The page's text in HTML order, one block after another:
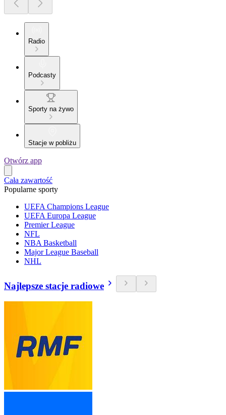
Radio
Podcasty
Sporty na żywo
Stacje w pobliżu
Otwórz app
Cała zawartość
Popularne sporty
UEFA Champions League
UEFA Europa League
Premier League
NFL
NBA Basketball
Major League Baseball
NHL
Najlepsze stacje radiowe